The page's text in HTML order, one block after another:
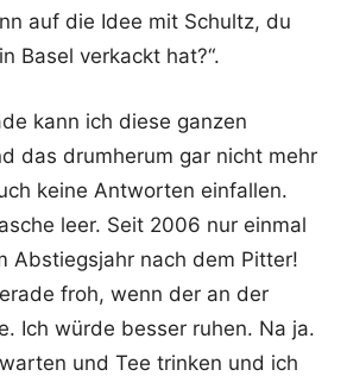
auf die Idee mit Schultz, du
Basel verkackt hat?“.
kann ich diese ganzen
das drumherum gar nicht mehr
keine Antworten einfallen.
leer. Seit 2006 nur einmal
Abstiegsjahr nach dem Pitter!
froh, wenn der an der
Ich würde besser ruhen. Na ja.
und Tee trinken und ich